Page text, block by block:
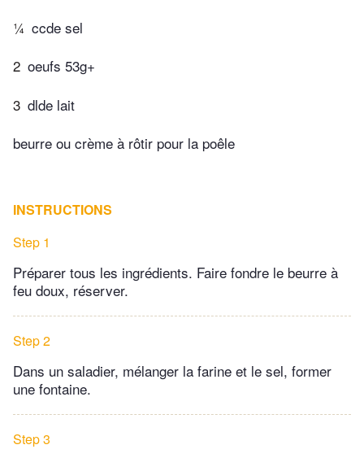
¼ ccde sel
2 oeufs 53g+
3 dlde lait
beurre ou crème à rôtir pour la poêle
INSTRUCTIONS
Step 1
Préparer tous les ingrédients. Faire fondre le beurre à
feu doux, réserver.
Step 2
Dans un saladier, mélanger la farine et le sel, former
une fontaine.
Step 3